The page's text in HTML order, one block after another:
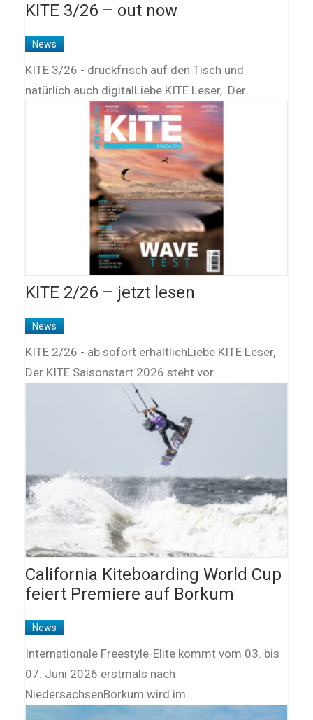
KITE 3/26 – out now
News
KITE 3/26 - druckfrisch auf den Tisch und
natürlich auch digitalLiebe KITE Leser, Der…
KITE 2/26 – jetzt lesen
News
KITE 2/26 - ab sofort erhältlichLiebe KITE Leser,
Der KITE Saisonstart 2026 steht vor…
California Kiteboarding World Cup
feiert Premiere auf Borkum
News
Internationale Freestyle-Elite kommt vom 03. bis
07. Juni 2026 erstmals nach
NiedersachsenBorkum wird im…